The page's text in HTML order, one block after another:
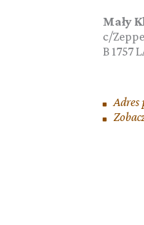
Mały
c/
B 1757
Adres